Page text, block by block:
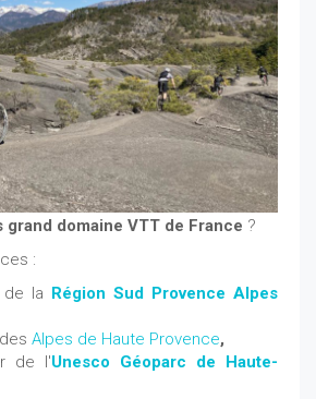
grand domaine VTT de France ?
:
la Région Sud Provence Alpes
Alpes de Haute Provence,
de l'Unesco Géoparc de Haute-